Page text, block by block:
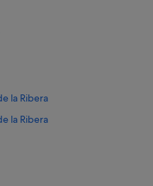
la Ribera
la Ribera